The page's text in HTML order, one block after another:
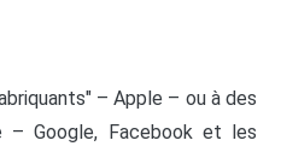
– Apple – ou à des
– Google, Facebook et les